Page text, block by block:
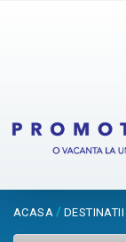
ACASA / DESTINATII